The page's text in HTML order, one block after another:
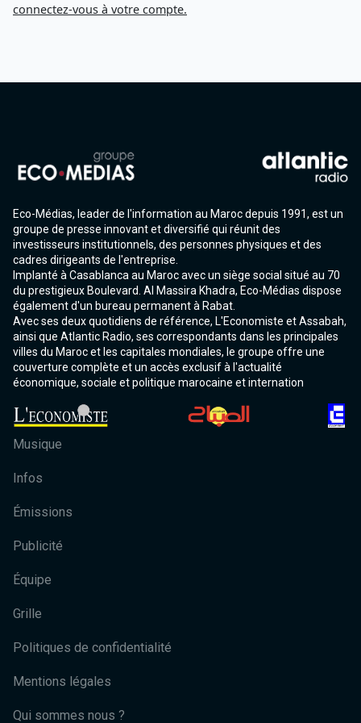
connectez-vous à votre compte.
Eco-Médias, leader de l'information au Maroc depuis 1991, est un
groupe de presse innovant et diversifié qui réunit des
investisseurs institutionnels, des personnes physiques et des
cadres dirigeants de l'entreprise.
Implanté à Casablanca au Maroc avec un siège social situé au 70
du prestigieux Boulevard. Al Massira Khadra, Eco-Médias dispose
également d'un bureau permanent à Rabat.
Avec ses deux quotidiens de référence, L'Economiste et Assabah,
ainsi que Atlantic Radio, ses correspondants dans les principales
villes du Maroc et les capitales mondiales, le groupe offre une
couverture complète et un accès exclusif à l'actualité
économique, sociale et politique marocaine et internation
Musique
Infos
Émissions
Publicité
Équipe
Grille
Politiques de confidentialité
Mentions légales
Qui sommes nous ?